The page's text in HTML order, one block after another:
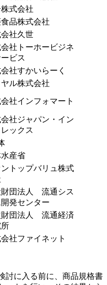
式会社
品株式会社
社久世
社トーホービジネ
ビス
社すかいらーく
ヤル株式会社
社インフォマート
社ジャパン・イン
ックス
産省
トップバリュ株式
財団法人 流通シス
発センター
財団法人 流通経済
社ファイネット
討に入る前に、商品規格書